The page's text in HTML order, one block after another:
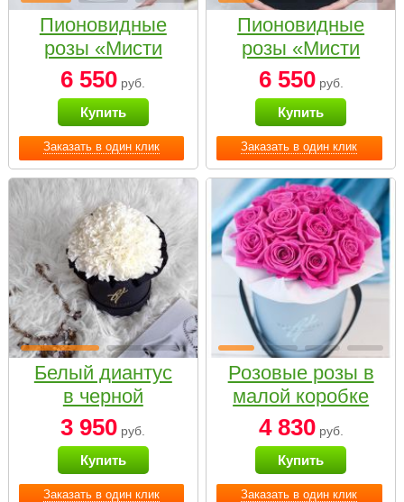
Заказать в один клик
Пионовидные
розы «Мисти
бабблс» в белой
коробке Small
6 550 руб.
Купить
Заказать в один клик
Пионовидные
розы «Мисти
бабблс» в
черной коробке
Small
6 550руб.
Купить
Заказать в один клик
Белый диантус
в черной
коробке Small
3 950 руб.
Купить
Заказать в один клик
Розовые розы в
малой коробке
4 830руб.
Купить